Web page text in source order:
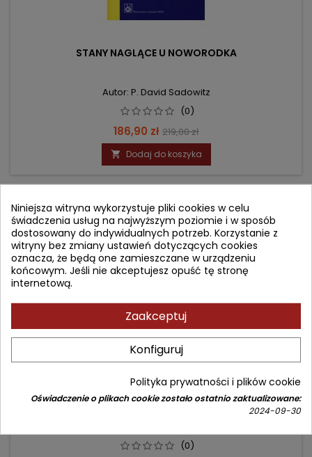
STANY NAGLĄCE U NOWORODKA
Autor: P. David Sadowitz
(0)
Cena
186,90 zł Cena
podstawowa
219,00 zł
 Dodaj do koszyka
- 12,10 zł
NEONATOLOGIA - ATLAS
(0)
Niniejsza witryna wykorzystuje pliki cookies w celu
świadczenia usług na najwyższym poziomie i w sposób
dostosowany do indywidualnych potrzeb. Korzystanie z
witryny bez zmiany ustawień dotyczących cookies
oznacza, że będą one zamieszczane w urządzeniu
końcowym. Jeśli nie akceptujesz opuść tę stronę
internetową.
Zaakceptuj
Konfiguruj
Polityka prywatności i plików cookie
Oświadczenie o plikach cookie zostało ostatnio zaktualizowane:
2024-09-30